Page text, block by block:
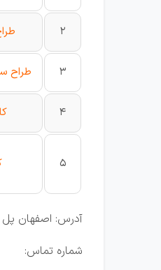
2
3 طراح
4
5
آدرس: اصفهان پل
شماره تماس: